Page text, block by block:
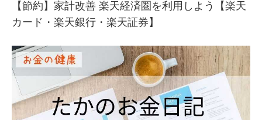
【節約】家計改善 楽天経済圏を利用しよう【楽天
カード・楽天銀行・楽天証券】